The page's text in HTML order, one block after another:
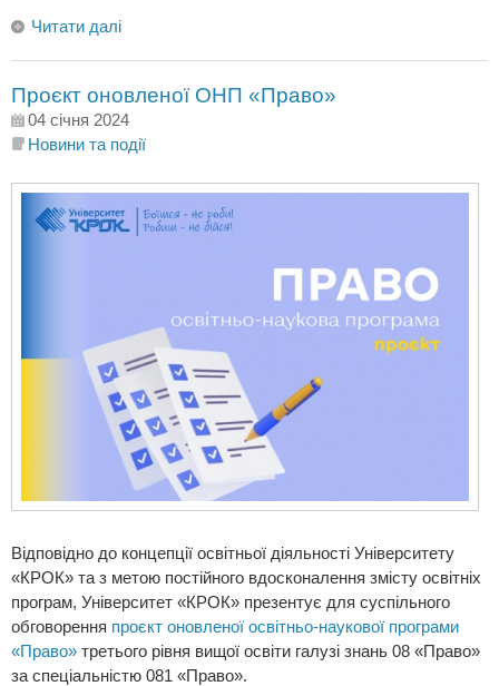
Читати далі
Проєкт оновленої ОНП «Право»
04 січня 2024
Новини та події
Відповідно до концепції освітньої діяльності Університету
«КРОК» та з метою постійного вдосконалення змісту освітніх
програм, Університет «КРОК» презентує для суспільного
обговорення проєкт оновленої освітньо-наукової програми
«Право» третього рівня вищої освіти галузі знань 08 «Право»
за спеціальністю 081 «Право».